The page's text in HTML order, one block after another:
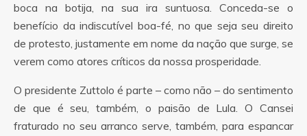
boca na botija, na sua ira suntuosa. Conceda-se o
benefício da indiscutível boa-fé, no que seja seu direito
de protesto, justamente em nome da nação que surge, se
verem como atores críticos da nossa prosperidade.
O presidente Zuttolo é parte – como não – do sentimento
de que é seu, também, o paisão de Lula. O Cansei
fraturado no seu arranco serve, também, para espancar